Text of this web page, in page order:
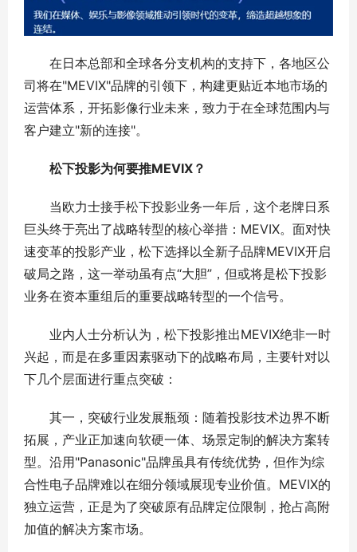
在日本总部和全球各分支机构的支持下，各地区公
司将在"MEVIX"品牌的引领下，构建更贴近本地市场的
运营体系，开拓影像行业未来，致力于在全球范围内与
客户建立"新的连接"。
松下投影为何要推MEVIX？
当欧力士接手松下投影业务一年后，这个老牌日系
巨头终于亮出了战略转型的核心举措：MEVIX。面对快
速变革的投影产业，松下选择以全新子品牌MEVIX开启
破局之路，这一举动虽有点“大胆”，但或将是松下投影
业务在资本重组后的重要战略转型的一个信号。
业内人士分析认为，松下投影推出MEVIX绝非一时
兴起，而是在多重因素驱动下的战略布局，主要针对以
下几个层面进行重点突破：
其一，突破行业发展瓶颈：随着投影技术边界不断
拓展，产业正加速向软硬一体、场景定制的解决方案转
型。沿用"Panasonic"品牌虽具有传统优势，但作为综
合性电子品牌难以在细分领域展现专业价值。MEVIX的
独立运营，正是为了突破原有品牌定位限制，抢占高附
加值的解决方案市场。